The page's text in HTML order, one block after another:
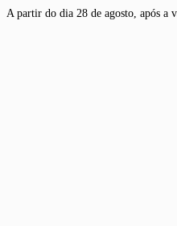
A partir do dia 28 de agosto, após a